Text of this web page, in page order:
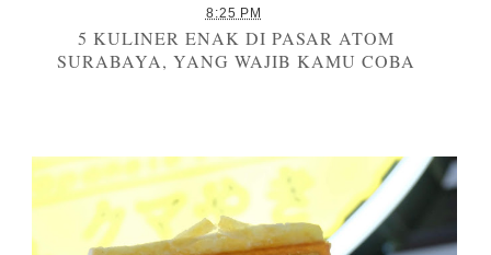
8:25 PM
5 KULINER ENAK DI PASAR ATOM
SURABAYA, YANG WAJIB KAMU COBA